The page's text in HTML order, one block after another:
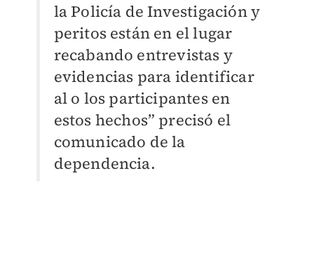
la Policía de Investigación y
peritos están en el lugar
recabando entrevistas y
evidencias para identificar
al o los participantes en
estos hechos” precisó el
comunicado de la
dependencia.